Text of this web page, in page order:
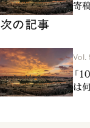
寄
次の記事
Vol.
「
は